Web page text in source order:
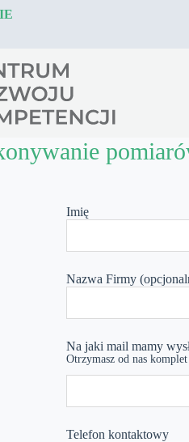
field
Imię
Nazwa Firmy
Na jaki mail mamy
Otrzymasz od nas
Telefon kontaktowy